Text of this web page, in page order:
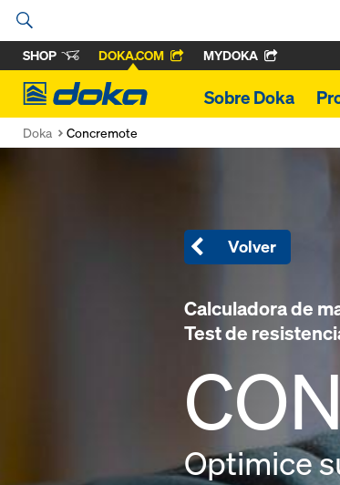
SHOP DOKA.COM MYDOKA
Doka
Sobre Doka
Doka Concremote
Volver
Calculadora de
Test de
Optimice